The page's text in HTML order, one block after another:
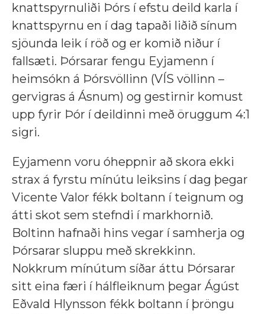
knattspyrnuliði Þórs í efstu deild karla í
knattspyrnu en í dag tapaði liðið sínum
sjöunda leik í röð og er komið niður í
fallsæti. Þórsarar fengu Eyjamenn í
heimsókn á Þórsvöllinn (VÍS völlinn –
gervigras á Ásnum) og gestirnir komust
upp fyrir Þór í deildinni með öruggum 4:1
sigri.
Eyjamenn voru óheppnir að skora ekki
strax á fyrstu mínútu leiksins í dag þegar
Vicente Valor fékk boltann í teignum og
átti skot sem stefndi í markhornið.
Boltinn hafnaði hins vegar í samherja og
Þórsarar sluppu með skrekkinn.
Nokkrum mínútum síðar áttu Þórsarar
sitt eina færi í hálfleiknum þegar Ágúst
Eðvald Hlynsson fékk boltann í þröngu